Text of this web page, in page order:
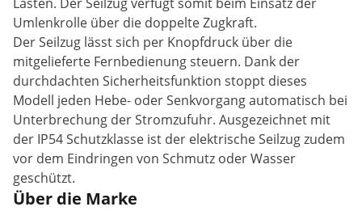
Umlenkrolle über die doppelte Zugkraft.
Der Seilzug lässt sich per Knopfdruck über die
mitgelieferte Fernbedienung steuern. Dank der
durchdachten Sicherheitsfunktion stoppt dieses
Modell jeden Hebe- oder Senkvorgang automatisch bei
Unterbrechung der Stromzufuhr. Ausgezeichnet mit
der IP54 Schutzklasse ist der elektrische Seilzug zudem
vor dem Eindringen von Schmutz oder Wasser
geschützt.
Über die Marke